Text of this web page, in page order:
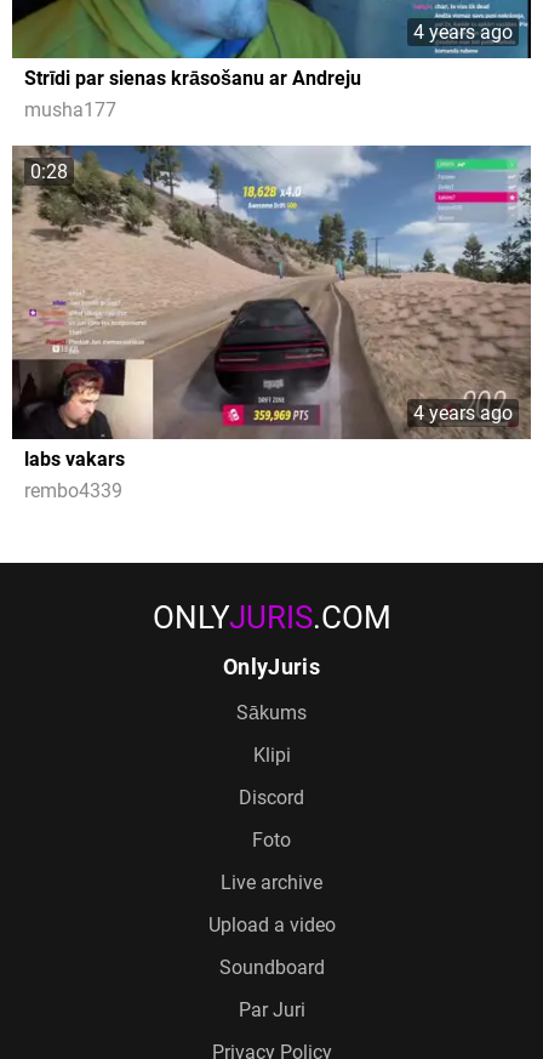
4 years ago
Strīdi par sienas krāsošanu ar Andreju
musha177
0:28
4 years ago
labs vakars
rembo4339
ONLYJURIS.COM
OnlyJuris
Sākums
Klipi
Discord
Foto
Live archive
Upload a video
Soundboard
Par Juri
Privacy Policy